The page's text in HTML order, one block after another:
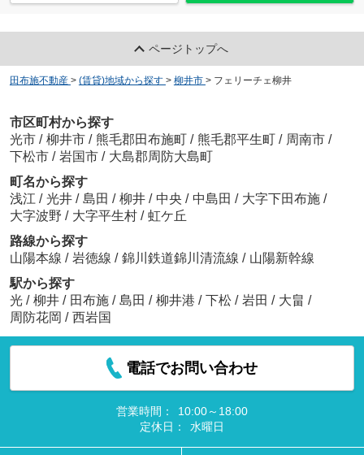
ページトップへ
田布施不動産 > (賃貸)地域から探す > 柳井市 > フェリーチェ柳井
市区町村から探す
光市 / 柳井市 / 熊毛郡田布施町 / 熊毛郡平生町 / 周南市 /
下松市 / 岩国市 / 大島郡周防大島町
町名から探す
浅江 / 光井 / 島田 / 柳井 / 中央 / 中島田 / 大字下田布施 /
大字波野 / 大字平生村 / 虹ケ丘
路線から探す
山陽本線 / 岩徳線 / 錦川鉄道錦川清流線 / 山陽新幹線
駅から探す
光 / 柳井 / 田布施 / 島田 / 柳井港 / 下松 / 岩田 / 大畠 /
周防花岡 / 西岩国
電話でお問い合わせ
営業時間：
10:00～18:00
定休日：
水曜日